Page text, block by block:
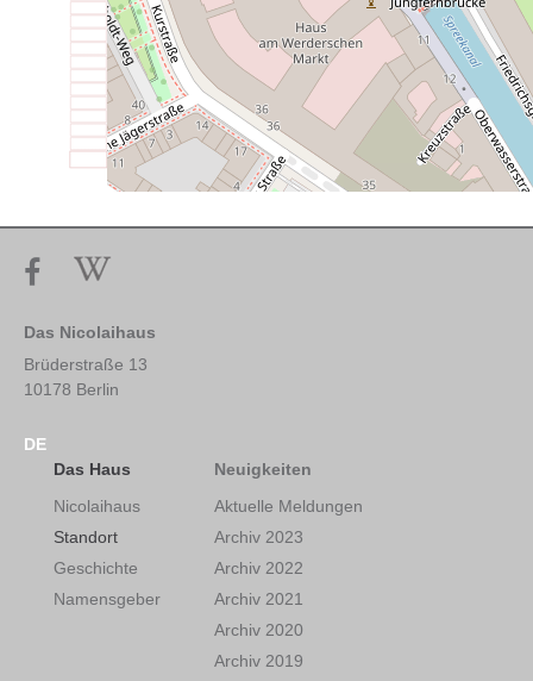
Das Nicolaihaus
Brüderstraße 13
10178 Berlin
DE
Das Haus
Nicolaihaus
Standort
Geschichte
Namensgeber
Neuigkeiten
Aktuelle Meldungen
Archiv 2023
Archiv 2022
Archiv 2021
Archiv 2020
Archiv 2019